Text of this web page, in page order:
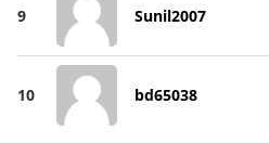
9 Sunil2007
10 bd65038